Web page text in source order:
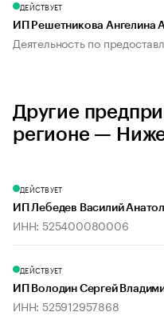
ДЕЙСТВУЕТ
ИП Решетникова Ангелина
Деятельность по
Другие
регионе —
ДЕЙСТВУЕТ
ИП Лебедев Василий
ИНН: 525400080006
ДЕЙСТВУЕТ
ИП Володин Сергей
ИНН: 525912957868